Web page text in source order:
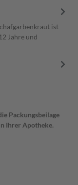
ist
Jahre und
Packungsbeilage
Ihrer Apotheke.